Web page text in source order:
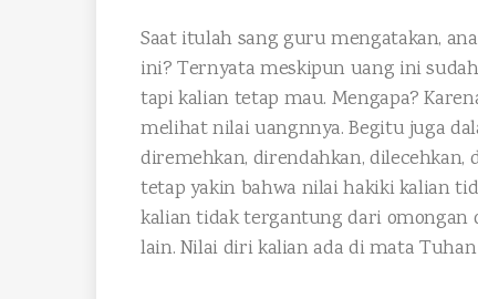
Saat itulah sang guru mengatakan,
ini? Ternyata meskipun uang ini
tapi kalian tetap mau. Mengapa?
melihat nilai uangnnya. Begitu juga
diremehkan, direndahkan,
tetap yakin bahwa nilai hakiki kalian
kalian tidak tergantung dari omongan
lain. Nilai diri kalian ada di mata